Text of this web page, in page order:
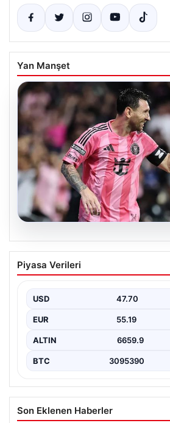
Yan Manşet
06.08.2026
Dünya Kupası sonrası da
Messi yapacağını yaptı
Piyasa Verileri
USD 47.70
EUR 55.19
ALTIN 6659.9
BTC 3095390
Son Eklenen Haberler